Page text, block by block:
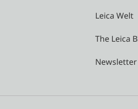
Leica Welt
The Leica
Newsletter